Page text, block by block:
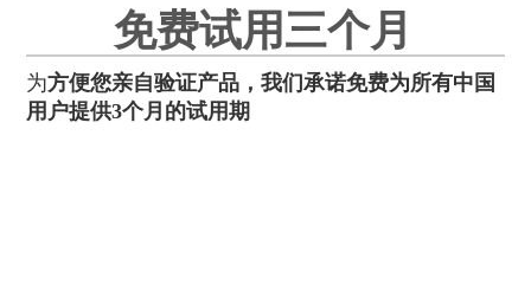
免费试用三个月
为方便您亲自验证产品，我们承诺免费为所有中国
用户提供3个月的试用期